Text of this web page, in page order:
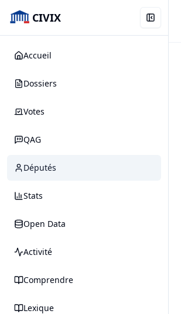
CIVIX
Accueil
Dossiers
Votes
QAG
Députés
Stats
Open Data
Activité
Comprendre
Lexique